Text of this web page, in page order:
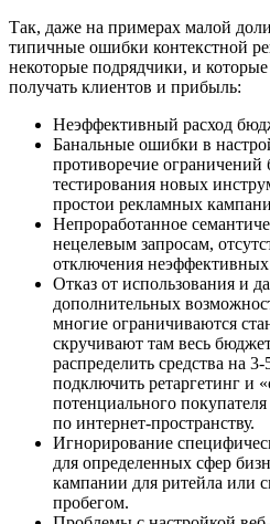
Так, даже на примерах малой
типичные ошибки контекстной
некоторые подрядчики, и
получать клиентов и прибыль:
Неэффективный расход
Банальные ошибки в
противоречие ограничений
тестирования новых
простои рекламных
Непроработанное
нецелевым запросам,
отключения неэффективных
Отказ от использования и
дополнительных
многие ограничиваются
скручивают там весь
распределить средства на
подключить ретаргетинг и
потенциального
по интернет-пространству.
Игнорирование
для определенных сфер
кампании для ритейла или
пробегом.